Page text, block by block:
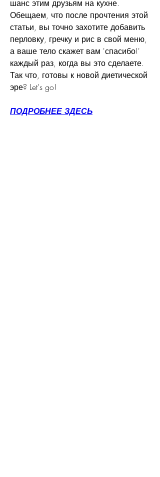
шанс этим друзьям на кухне.
Обещаем, что после прочтения этой
статьи, вы точно захотите добавить
перловку, гречку и рис в свой меню,
а ваше тело скажет вам 'спасибо!'
каждый раз, когда вы это сделаете.
Так что, готовы к новой диетической
эре? Let's go!
ПОДРОБНЕЕ ЗДЕСЬ